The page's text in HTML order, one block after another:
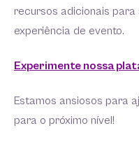
recursos adicionais
experiência de evento.
Experimente nossa
Estamos ansiosos para
para o próximo nível!